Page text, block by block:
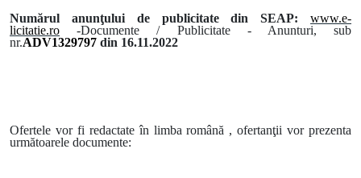
Numărul anunţului de publicitate din SEAP:www.e-
licitatie.ro -Documente /
Publicitate - Anunturi, sub
nr.ADV1329797 din 16.11.2022
Ofertele vor fi redactate în limba română , ofertanţii vor prezenta
următoarele documente: